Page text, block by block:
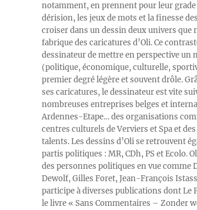
notamment, en prennent pour leur
dérision, les jeux de mots et la finesse
croiser dans un dessin deux univers que
fabrique des caricatures d’Oli. Ce
dessinateur de mettre en perspective un
(politique, économique, culturelle,
premier degré légère et souvent drôle.
ses caricatures, le dessinateur est vite
nombreuses entreprises belges et
Ardennes-Etape… des organisations
centres culturels de Verviers et Spa et
talents. Les dessins d’Oli se retrouvent
partis politiques : MR, CDh, PS et Ecolo.
des personnes politiques en vue comme
Dewolf, Gilles Foret, Jean-François
participe à diverses publications dont
le livre « Sans Commentaires – Zonder